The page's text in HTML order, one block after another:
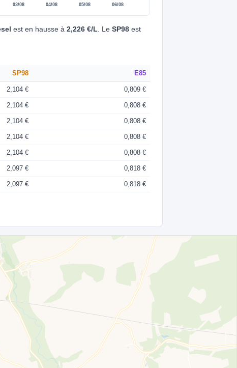
03/08 04/08 05/08 06/08
est en hausse à 2,226 €/L . Le SP98 est
SP98 E85
2,104 € 0,809 €
2,104 € 0,808 €
2,104 € 0,808 €
2,104 € 0,808 €
2,104 € 0,808 €
2,097 € 0,818 €
2,097 € 0,818 €